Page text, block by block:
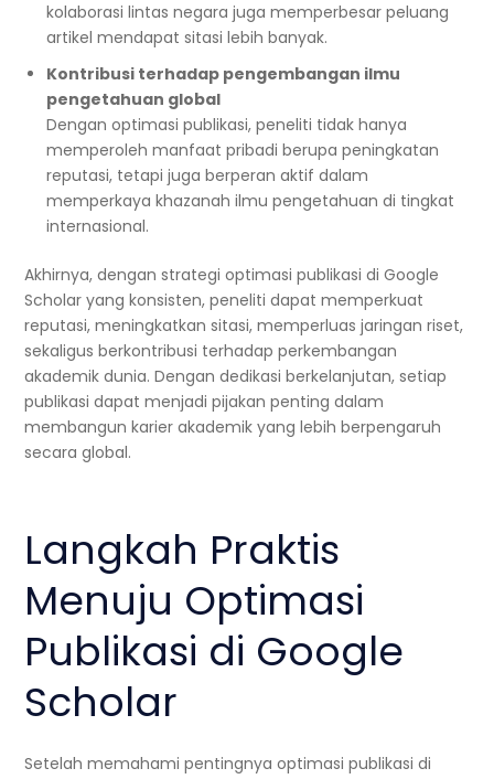
kolaborasi lintas negara juga memperbesar peluang
artikel mendapat sitasi lebih banyak.
Kontribusi terhadap pengembangan ilmu
pengetahuan global
Dengan optimasi publikasi, peneliti tidak hanya
memperoleh manfaat pribadi berupa peningkatan
reputasi, tetapi juga berperan aktif dalam
memperkaya khazanah ilmu pengetahuan di tingkat
internasional.
Akhirnya, dengan strategi optimasi publikasi di Google
Scholar yang konsisten, peneliti dapat memperkuat
reputasi, meningkatkan sitasi, memperluas jaringan riset,
sekaligus berkontribusi terhadap perkembangan
akademik dunia. Dengan dedikasi berkelanjutan, setiap
publikasi dapat menjadi pijakan penting dalam
membangun karier akademik yang lebih berpengaruh
secara global.
Langkah Praktis
Menuju Optimasi
Publikasi di Google
Scholar
Setelah memahami pentingnya optimasi publikasi di